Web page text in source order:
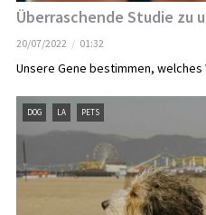
Überraschende Studie zu
20/07/2022 01:32
Unsere Gene bestimmen,
DOG LA PETS